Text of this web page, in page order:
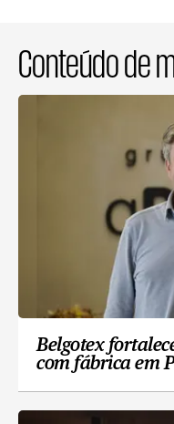
Conteúdo de
Belgotex
com fábrica em